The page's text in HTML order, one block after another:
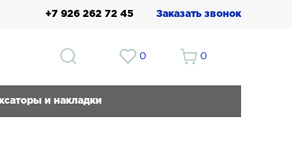
+7 926 262 72 45 Заказать звонок
0 0
и накладки